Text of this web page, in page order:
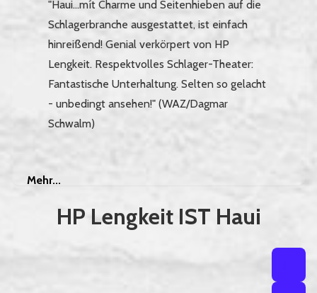
"Haui...mít Charme und Seitenhieben auf die
Schlagerbranche ausgestattet, ist einfach
hinreißend! Genial verkörpert von HP
Lengkeit. Respektvolles Schlager-Theater:
Fantastische Unterhaltung. Selten so gelacht
- unbedingt ansehen!" (WAZ/Dagmar
Schwalm)
Mehr...
HP Lengkeit IST Haui